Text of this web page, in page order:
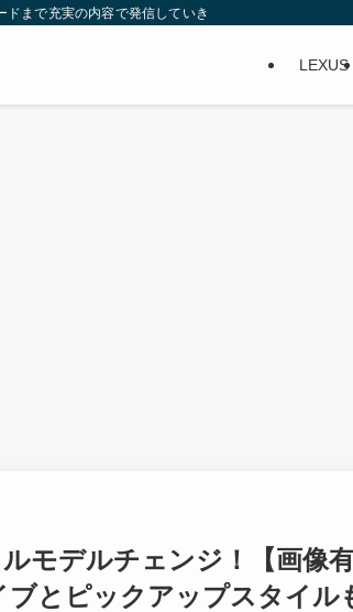
まで充実の内容で発信していきます。内装は画像を
LEXUS
モデルチェンジ！【画像
ブとピックアップスタイル